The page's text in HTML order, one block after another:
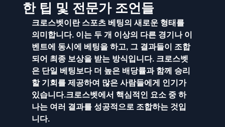
한 팁 및 전문가 조언들
크로스벳이란 스포츠 베팅의 새로운 형태를
의미합니다. 이는 두 개 이상의 다른 경기나 이
벤트에 동시에 베팅을 하고, 그 결과들이 조합
되어 최종 보상을 받는 방식입니다. 크로스벳
은 단일 베팅보다 더 높은 배당률과 함께 승리
할 기회를 제공하여 많은 사람들에게 인기가
있습니다.크로스벳에서 핵심적인 요소 중 하
나는 여러 결과를 성공적으로 조합하는 것입
니다.